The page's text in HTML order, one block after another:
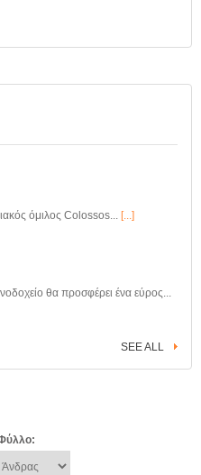
όμιλος Colossos... [...]
θα προσφέρει ένα εύρος...
SEE ALL